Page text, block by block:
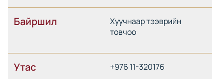
Байршил
Хуучнаар тээврийн
товчоо
Утас +976 11-320176